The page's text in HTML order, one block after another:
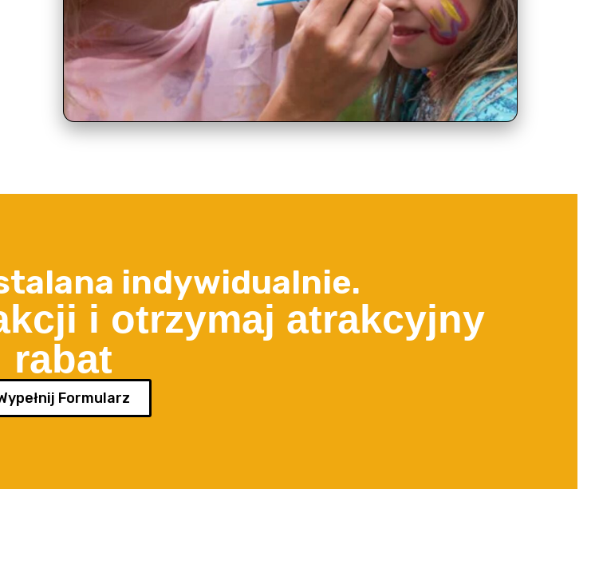
indywidualnie.
i otrzymaj atrakcyjny
rabat​
Formularz